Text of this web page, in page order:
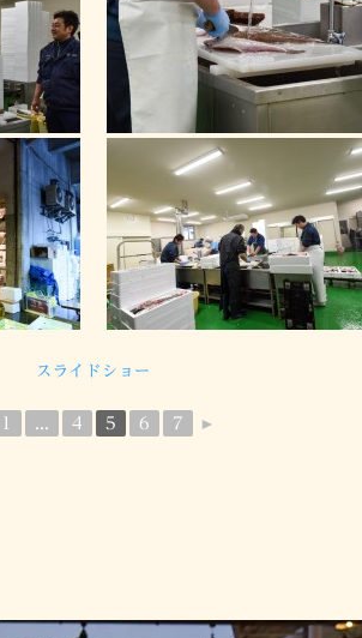
スライドショー
... 4 5 6 7 ►